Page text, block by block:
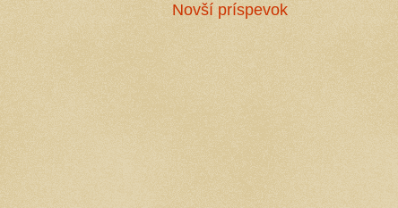
Novší príspevok